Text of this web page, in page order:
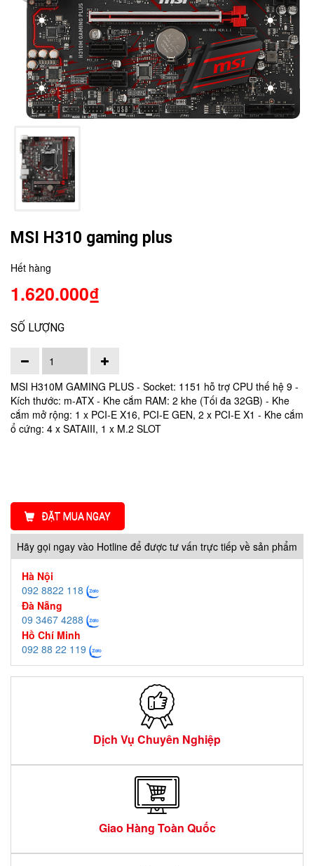
MSI H310 gaming plus
Hết hàng
1.620.000₫
SỐ LƯỢNG
MSI H310M GAMING PLUS - Socket: 1151 hỗ trợ CPU thế hệ 9 -
Kích thước: m-ATX - Khe cắm RAM: 2 khe (Tối đa 32GB) - Khe
cắm mở rộng: 1 x PCI-E X16, PCI-E GEN, 2 x PCI-E X1 - Khe cắm
ổ cứng: 4 x SATAIII, 1 x M.2 SLOT
ĐẶT MUA NGAY
Hãy gọi ngay vào Hotline để được tư vấn trực tiếp về sản phẩm
Hà Nội
092 8822 118
Đà Nẵng
09 3467 4288
Hồ Chí Minh
092 88 22 119
Dịch Vụ Chuyên Nghiệp
Giao Hàng Toàn Quốc